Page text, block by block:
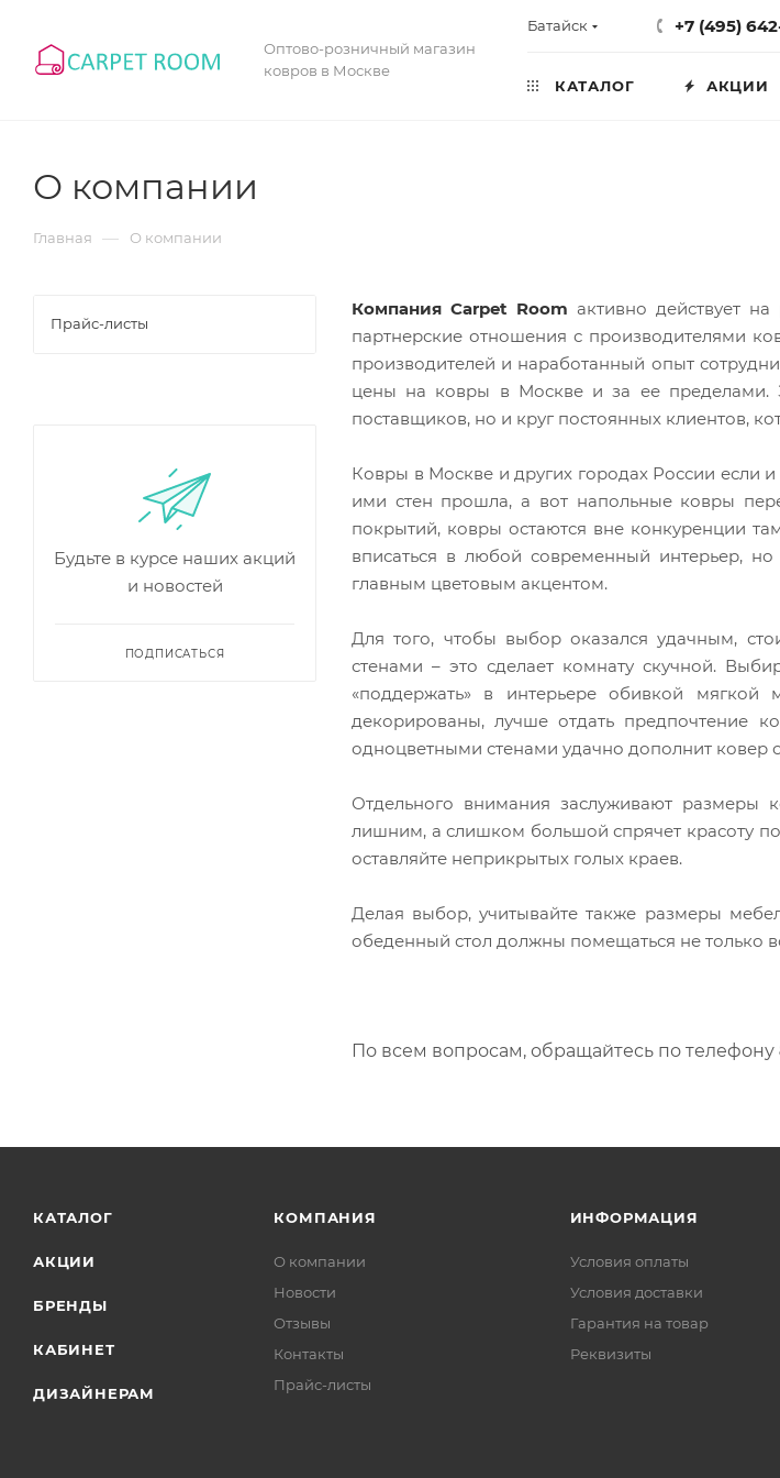
Оптово-розничный магазин
ковров в Москве
Батайск +7 (495)
КАТАЛОГ АКЦИИ
О компании
Главная — О компании
Компания Carpet Room активно действует
партнерские отношения с производителями
производителей и наработанный опыт
цены на ковры в Москве и за ее пределами.
поставщиков, но и круг постоянных клиентов,
Ковры в Москве и других городах России если
ими стен прошла, а вот напольные ковры
покрытий, ковры остаются вне конкуренции
вписаться в любой современный интерьер,
главным цветовым акцентом.
Для того, чтобы выбор оказался удачным,
стенами – это сделает комнату скучной.
«поддержать» в интерьере обивкой
декорированы, лучше отдать предпочтение
одноцветными стенами удачно дополнит ковер
Отдельного внимания заслуживают размеры
лишним, а слишком большой спрячет красоту
оставляйте неприкрытых голых краев.
Делая выбор, учитывайте также размеры
обеденный стол должны помещаться не только
По всем вопросам, обращайтесь по телефону
Прайс-листы
Будьте в курсе наших акций
и новостей
ПОДПИСАТЬСЯ
КАТАЛОГ
АКЦИИ
БРЕНДЫ
КАБИНЕТ
ДИЗАЙНЕРАМ
КОМПАНИЯ
О компании
Новости
Отзывы
Контакты
Прайс-листы
ИНФОРМАЦИЯ
Условия оплаты
Условия доставки
Гарантия на товар
Реквизиты